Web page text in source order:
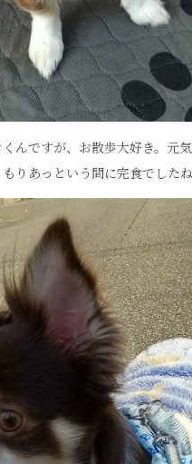
んですが、お散歩大好き。元
りあっという間に完食でしたね